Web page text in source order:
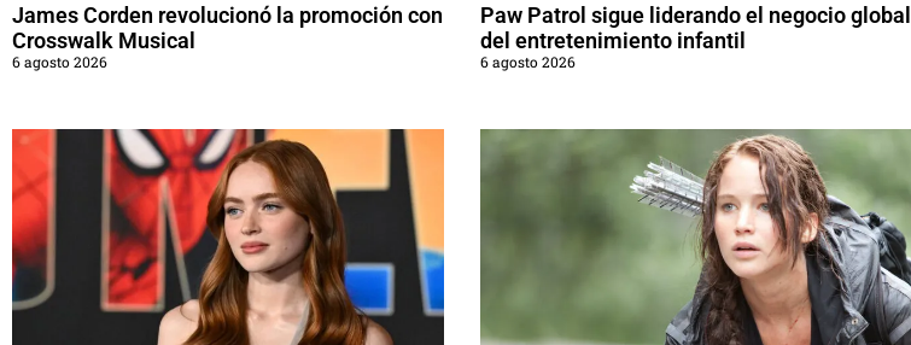
James Corden revolucionó la promoción con
Crosswalk Musical
6 agosto 2026
Paw Patrol sigue liderando el negocio global
del entretenimiento infantil
6 agosto 2026